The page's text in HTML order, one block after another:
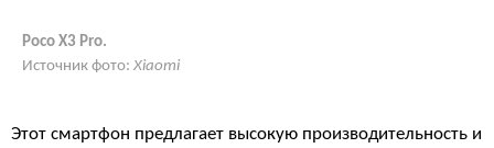
Poco X3 Pro.
Источник фото: Хiaomi
Этот смартфон предлагает высокую производительность и